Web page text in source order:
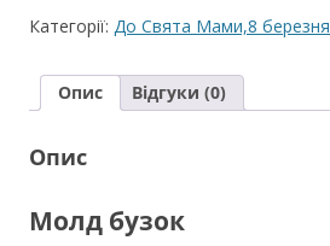
Категорії: До Свята Мами,8 березня
Опис Відгуки (0)
Опис
Молд бузок